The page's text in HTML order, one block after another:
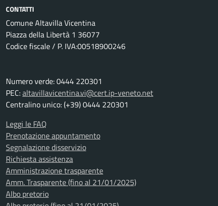
CONTATTI
Comune Altavilla Vicentina
Piazza della Libertà 1 36077
Codice fiscale / P. IVA:00518900246
Numero verde: 0444 220301
PEC:altavillavicentina.vi@cert.ip-veneto.net
Centralino unico: (+39) 0444 220301
Leggi le FAQ
Prenotazione appuntamento
Segnalazione disservizio
Richiesta assistenza
Amministrazione trasparente
Amm. Trasparente (fino al 21/01/2025)
Albo pretorio